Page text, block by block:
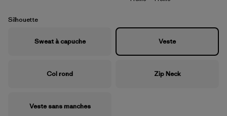
Silhouette
Sweat à capuche Veste
Col rond Zip Neck
Veste sans manches